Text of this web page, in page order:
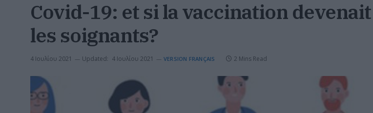
Covid-19: et si la vaccination
les soignants?
4 Ιουλίου 2021 Updated: 4 Ιουλίου 2021 VERSION FRANÇAIS 2 Mins Read